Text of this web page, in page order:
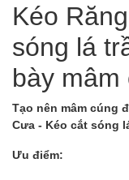
Kéo
sóng lá
bày mâm
Tạo nên mâm cúng
Cưa - Kéo cắt sóng
Ưu điểm: